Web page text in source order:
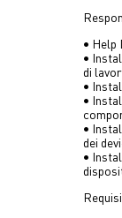
• Help
•
di
•
•
•
dei
•